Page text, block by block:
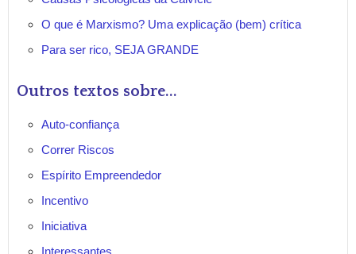
O que é Marxismo? Uma explicação (bem) crítica
Para ser rico, SEJA GRANDE
Outros textos sobre...
Auto-confiança
Correr Riscos
Espírito Empreendedor
Incentivo
Iniciativa
Interessantes